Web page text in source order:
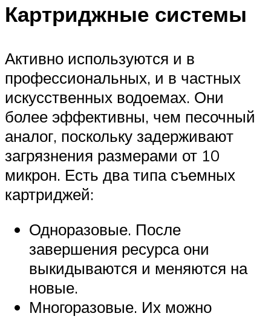
Картриджные системы
Активно используются и в
профессиональных, и в частных
искусственных водоемах. Они
более эффективны, чем песочный
аналог, поскольку задерживают
загрязнения размерами от 10
микрон. Есть два типа съемных
картриджей:
Одноразовые. После
завершения ресурса они
выкидываются и меняются на
новые.
Многоразовые. Их можно